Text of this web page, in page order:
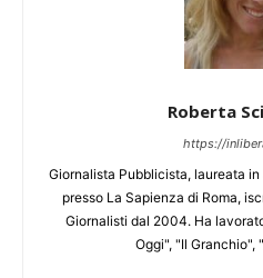
Roberta
https://
Giornalista Pubblicista, laureata
presso La Sapienza di Roma,
Giornalisti dal 2004. Ha
Oggi", "Il Granchio",